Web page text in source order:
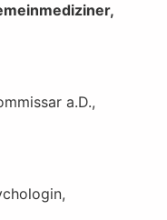
a.D.,